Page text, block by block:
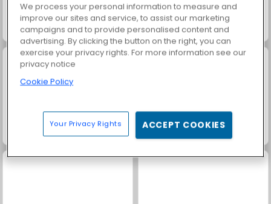
Grand Mahjong Connect Juice Merge
Trollface Quest: USA 2
We process your personal information to measure and
improve our sites and service, to assist our marketing
campaigns and to provide personalised content and
advertising. By clicking the button on the right, you can
exercise your privacy rights. For more information see our
privacy notice
Cookie Policy
Your Privacy Rights ACCEPT COOKIES